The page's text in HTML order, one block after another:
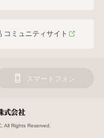
コミュニティサイト
スマートフォン
All Rights Reserved.